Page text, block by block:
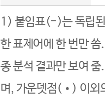
1) 붙임표(-)는 독립된
한 표제어에 한 번만
종 분석 결과만 보여
며, 가운뎃점(•) 이외